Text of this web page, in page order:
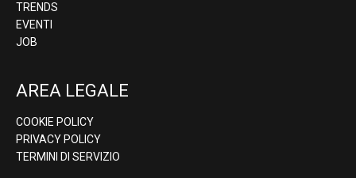
TRENDS
EVENTI
JOB
AREA LEGALE
COOKIE POLICY
PRIVACY POLICY
TERMINI DI SERVIZIO